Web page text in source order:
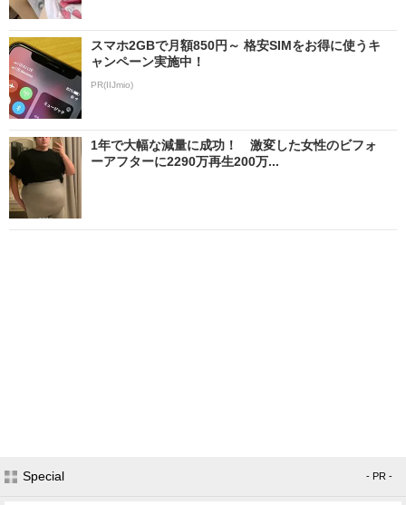
スマホ2GBで月額850円～ 格安SIMをお得に使うキ
ャンペーン実施中！
PR(IIJmio)
1年で大幅な減量に成功！ 激変した女性のビフォ
ーアフターに2290万再生200万...
Special - PR -